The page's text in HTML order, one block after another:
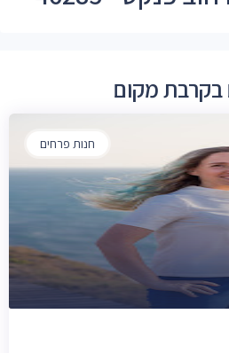
בקרבת מקום
חנות פרחים